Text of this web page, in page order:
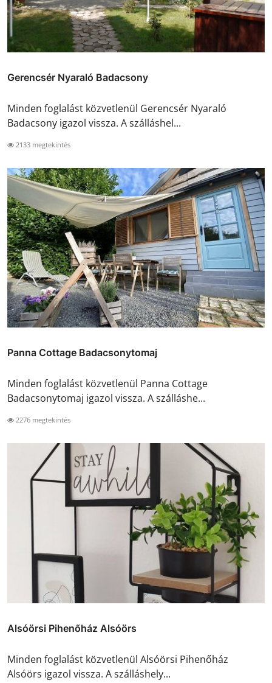
Gerencsér Nyaraló Badacsony
Minden foglalást közvetlenül Gerencsér Nyaraló
Badacsony igazol vissza. A szálláshel...
2133 megtekintés
Panna Cottage Badacsonytomaj
Minden foglalást közvetlenül Panna Cottage
Badacsonytomaj igazol vissza. A szálláshe...
2276 megtekintés
Alsóörsi Pihenőház Alsóörs
Minden foglalást közvetlenül Alsóörsi Pihenőház
Alsóörs igazol vissza. A szálláshely...